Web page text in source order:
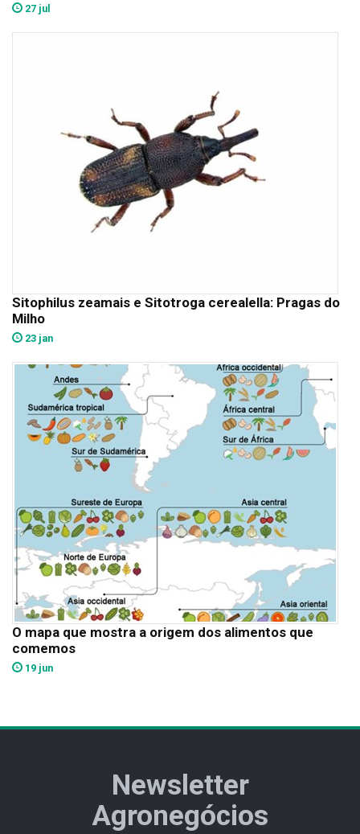
27 jul
Sitophilus zeamais e Sitotroga cerealella: Pragas do
Milho
23 jan
O mapa que mostra a origem dos alimentos que
comemos
19 jun
Newsletter
Agronegócios